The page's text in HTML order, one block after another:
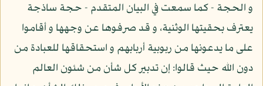
و الحجة - كما سمعت في البيان المتقدم - حجة ساذجة
يعترف بحقيتها الوثنية، و قد صرفوها عن وجهها و أقاموا
على ما يدعونها من ربوبية أربابهم و استحقاقها للعبادة من
دون الله حيث قالوا: إن تدبير كل شأن من شئون العالم